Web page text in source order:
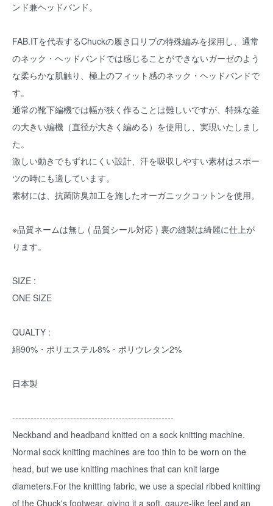
ンド兼ヘッドバンド。
FAB.ITを代表するChuckの履き口リブの特殊編みを採用し、通常
のネック・ヘッドバンドでは感じることができないガーゼのよう
な柔らかな肌触り、極上のフィット感のネック・ヘッドバンドで
す。
通常の靴下編機では幅が狭く作ることは難しいですが、特殊な釜
の大きい編機（直径が大きく編める）を使用し、実現いたしまし
た。
激しい動きでもずれにくい設計、汗を吸収しやすい素材はスポー
ツの時にも適しています。
素材には、抗菌防臭加工を施したオーガニックコットンを使用。
※品質ネームは無し ( 品質シール対応 ) 裏の縫製は綺麗に仕上が
ります。
SIZE :
ONE SIZE
QUALTY :
綿90%・ポリエステル8%・ポリウレタン2%
日本製
-----------------------------------------------------
Neckband and headband knitted on a sock knitting machine.
Normal sock knitting machines are too thin to be worn on the
head, but we use knitting machines that can knit large
diameters.For the knitting fabric, we use a special ribbed knitting
of the Chuck's footwear, giving it a soft, gauze-like feel and an